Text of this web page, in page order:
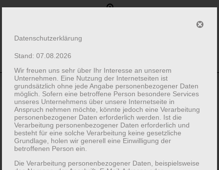
info@zimmerei-jessen.de
Datenschutzerklärung
Stand: 07.08.2026
Wir freuen uns sehr über Ihr Interesse an unserem
Unternehmen. Eine Nutzung der Internetseiten ist
grundsätzlich ohne jede Angabe personenbezogener Daten
möglich. Sofern eine betroffene Person besondere Services
unseres Unternehmens über unsere Internetseite in
Anspruch nehmen möchte, könnte jedoch eine Verarbeitung
personenbezogener Daten erforderlich werden. Ist die
Verarbeitung personenbezogener Daten erforderlich und
besteht für eine solche Verarbeitung keine gesetzliche
Grundlage, holen wir generell eine Einwilligung der
betroffenen Person ein.
Die Verarbeitung personenbezogener Daten, beispielsweise